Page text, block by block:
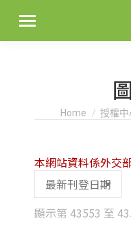
You are here:
Home 授權中
顯示第 43553 至
本網站資料係外交